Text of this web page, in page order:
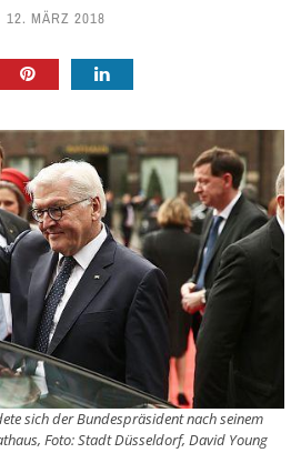
12. MÄRZ 2018
sich der Bundespräsident nach seinem
Foto: Stadt Düsseldorf, David Young